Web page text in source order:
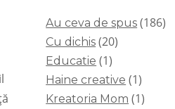
Au ceva de spus (186)
Cu dichis (20)
Educatie (1)
Haine creative (1)
Kreatoria Mom (1)